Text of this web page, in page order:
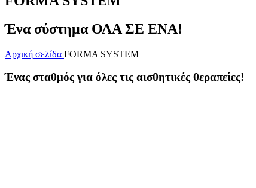
Ένα σύστημα ΟΛΑ ΣΕ ΕΝΑ!
Αρχική σελίδα FORMA SYSTEM
Ένας σταθμός για όλες τις αισθητικές θεραπείες!